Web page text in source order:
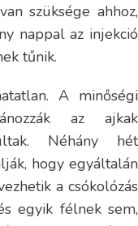
szüksége ahhoz,
nappal az injekció
tűnik.
A minőségi
az ajkak
Néhány hét
hogy egyáltalán
a csókolózás
egyik félnek sem,